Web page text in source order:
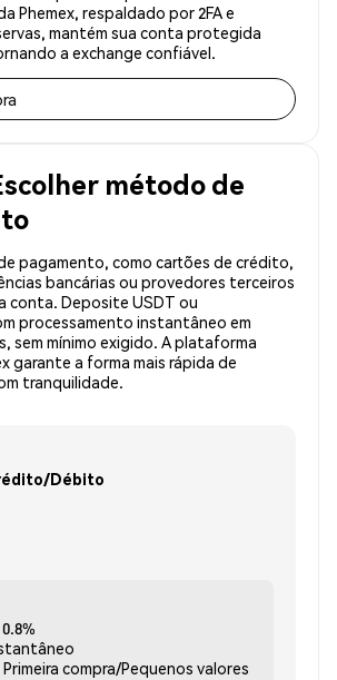
Phemex, respaldado por 2FA e
mantém sua conta protegida
a exchange confiável.
método de
pagamento, como cartões de crédito,
bancárias ou provedores terceiros
conta. Deposite USDT ou
processamento instantâneo em
sem mínimo exigido. A plataforma
garante a forma mais rápida de
tranquilidade.
Débito
0.8%
Primeira compra/Pequenos valores